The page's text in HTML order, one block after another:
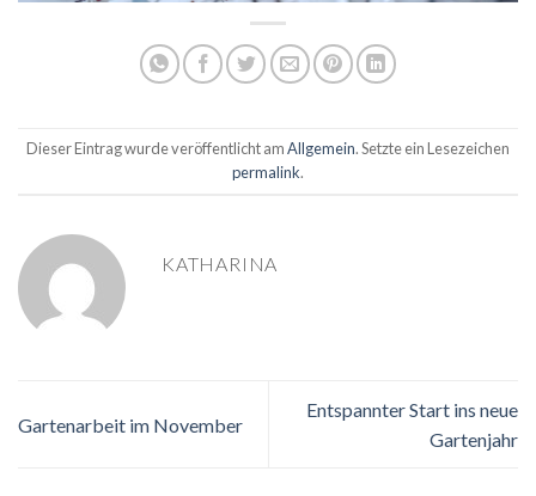
Dieser Eintrag wurde veröffentlicht amAllgemein. Setzte ein Lesezeichen
permalink.
KATHARINA
Gartenarbeit im November
Entspannter Start ins neue
Gartenjahr